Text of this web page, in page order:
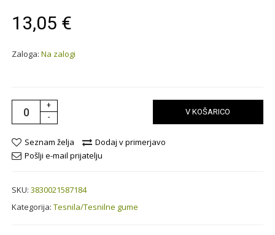
13,05 €
Zaloga:Na zalogi
+
-
V KOŠARICO
Seznam želja
Dodaj v primerjavo
Pošlji e-mail prijatelju
SKU:3830021587184
Kategorija:Tesnila/Tesnilne gume